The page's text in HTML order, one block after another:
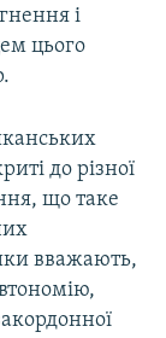
і
цього
до різної
що таке
вважають,